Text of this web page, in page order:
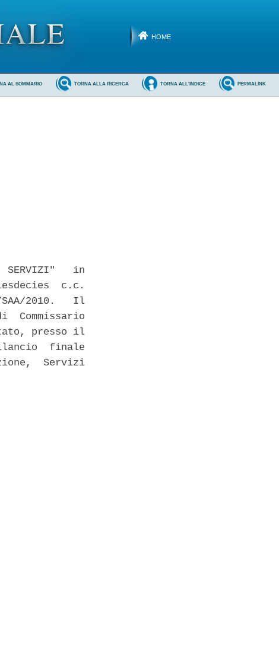
HOME
PERMALINK
TORNA ALL'INDICE
TORNA ALLA RICERCA
AL SOMMARIO
SERVIZI"   in
c.c.
2010.   Il
Commissario
presso il
finale
Servizi